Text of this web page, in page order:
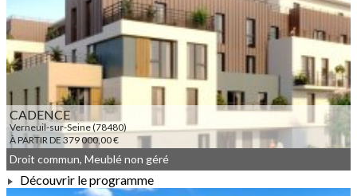
À PARTIR DE 215 000,00 €
CADENCE
Verneuil-sur-Seine (78480)
À PARTIR DE 379 000,00 €
Droit commun, Meublé non géré
Découvrir le programme